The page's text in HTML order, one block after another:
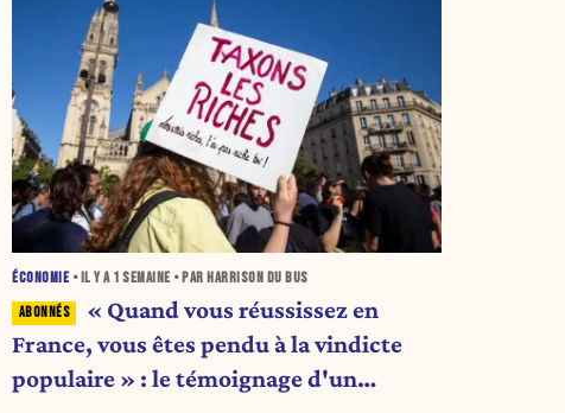
ÉCONOMIE • IL Y A 1 SEMAINE • PAR HARRISON DU BUS
« Quand vous réussissez en
France, vous êtes pendu à la vindicte
populaire » : le témoignage d'un